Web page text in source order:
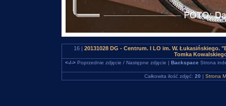
16 | 20131028 DG - Centrum. I LO im. W. Łukasińskiego.
Tomka
<-/->Poprzednie zdjęcie / Następne zdjęcie | Backspace Strona
Całkowita ilość zdjęć: 20 | Strona